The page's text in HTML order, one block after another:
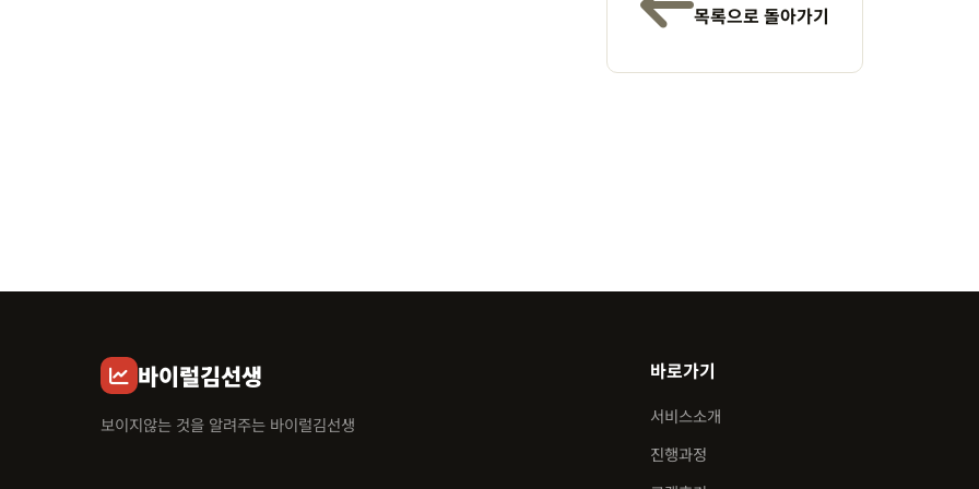
목록으로 돌아가기
바이럴김선생
보이지않는 것을 알려주는 바이럴김선생
바로가기
서비스소개
진행과정